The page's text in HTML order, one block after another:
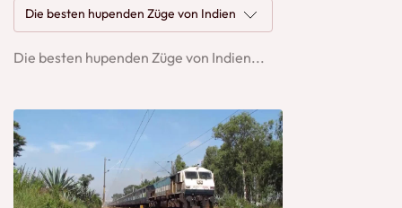
Die besten hupenden Züge von Indien
Die besten hupenden Züge von Indien...